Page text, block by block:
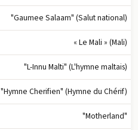
"Gaumee Salaam" (Salut national)
« Le Mali » (Mali)
"L-Innu Malti" (L'hymne maltais)
"Hymne Cherifien" (Hymne du Chérif)
"Motherland"